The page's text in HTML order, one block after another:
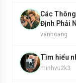
Các
Định Phải
vanhoang
Tìm hiểu
minhvu2k3